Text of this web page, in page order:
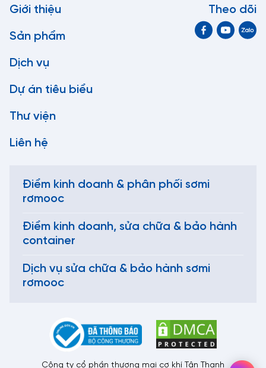
Giới thiệu
Sản phẩm
Dịch vụ
Dự án tiêu biểu
Thư viện
Liên hệ
Theo dõi
Điểm kinh doanh & phân phối sơmi
rơmooc
Điểm kinh doanh, sửa chữa & bảo hành
container
Dịch vụ sửa chữa & bảo hành sơmi
rơmooc
Công ty cổ phần thương mại cơ khí Tân Thanh